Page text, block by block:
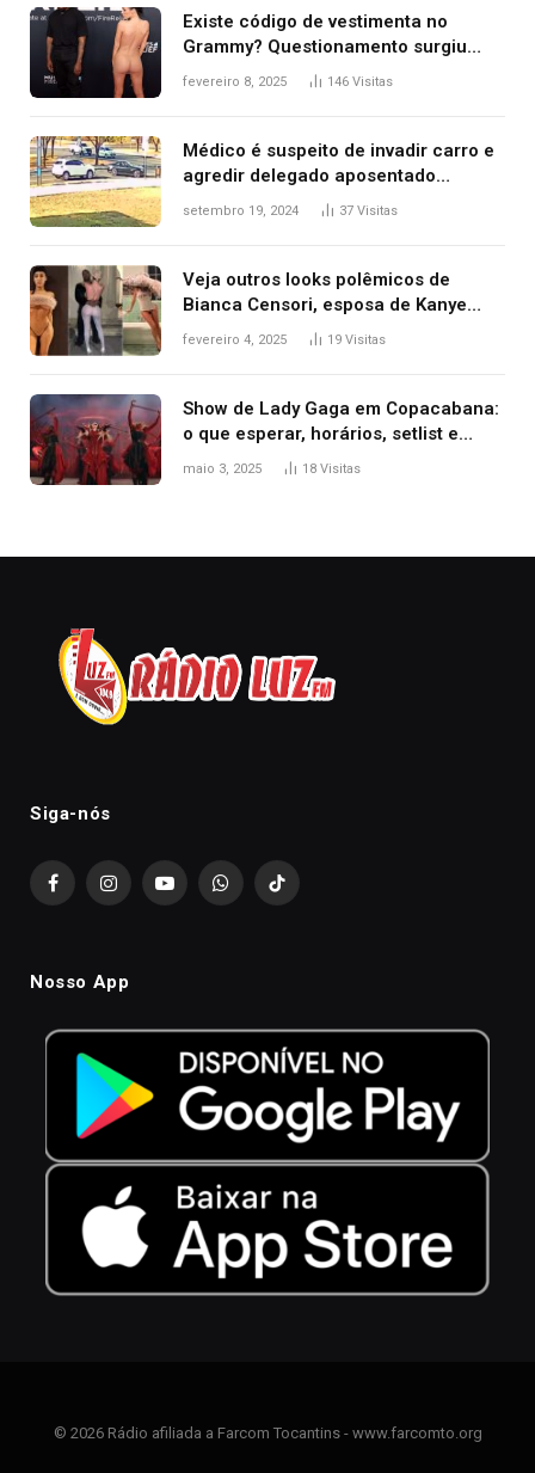
Existe código de vestimenta no
Grammy? Questionamento surgiu
após Bianca Censori, mulher de
fevereiro 8, 2025 146 Visitas
Médico é suspeito de invadir carro e
agredir delegado aposentado
durante confusão no trânsito
setembro 19, 2024 37 Visitas
Veja outros looks polêmicos de
Bianca Censori, esposa de Kanye
West que apareceu nua no Grammy
fevereiro 4, 2025 19 Visitas
Show de Lady Gaga em Copacabana:
o que esperar, horários, setlist e
onde assistir
maio 3, 2025 18 Visitas
Siga-nós
FacebookInstagramYouTubeWhatsAppTikTok
Nosso App
© 2026 Rádio afiliada a Farcom Tocantins - www.farcomto.org